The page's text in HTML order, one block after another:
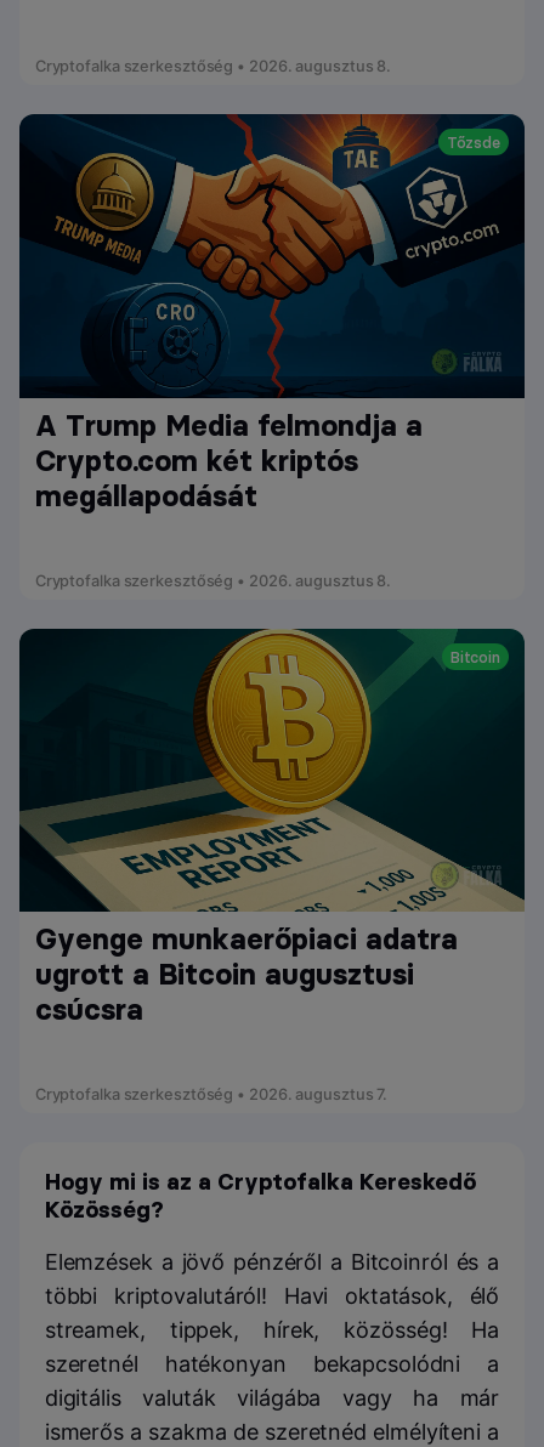
Cryptofalka szerkesztőség • 2026. augusztus 8.
Tőzsde
A Trump Media felmondja a
Crypto.com két kriptós
megállapodását
Cryptofalka szerkesztőség • 2026. augusztus 8.
Bitcoin
Gyenge munkaerőpiaci adatra
ugrott a Bitcoin augusztusi
csúcsra
Cryptofalka szerkesztőség • 2026. augusztus 7.
Hogy mi is az a Cryptofalka Kereskedő
Közösség?
Elemzések a jövő pénzéről a Bitcoinról és a
többi kriptovalutáról! Havi oktatások, élő
streamek, tippek, hírek, közösség! Ha
szeretnél hatékonyan bekapcsolódni a
digitális valuták világába vagy ha már
ismerős a szakma de szeretnéd elmélyíteni a